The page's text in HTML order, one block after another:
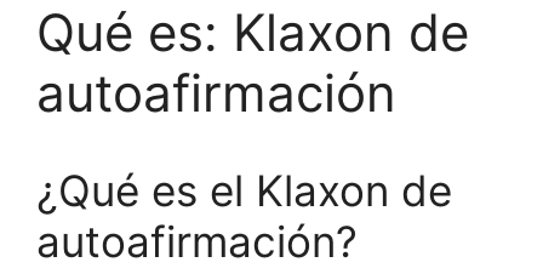
Qué es: Klaxon de
autoafirmación
¿Qué es el Klaxon de
autoafirmación?